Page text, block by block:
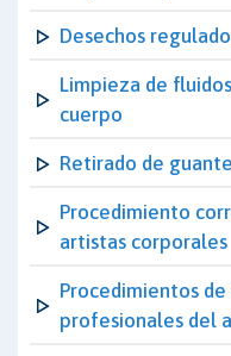
Desechos
Limpieza de
cuerpo
Retirado de
Procedimiento
artistas corporales
Procedimientos
profesionales del